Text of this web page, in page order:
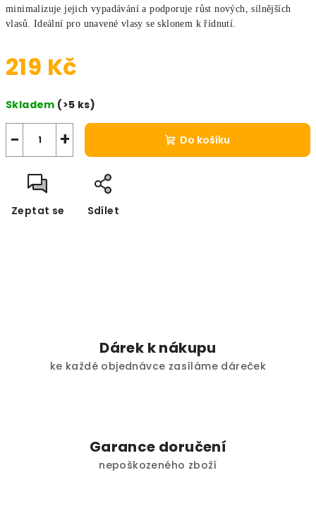
minimalizuje jejich vypadávání a podporuje růst nových, silnějších
vlasů. Ideální pro unavené vlasy se sklonem k řídnutí.
219 Kč
Skladem (>5 ks)
+
− Do košíku
Zeptat se Sdílet
Dárek k nákupu
ke každé objednávce zasíláme dáreček
Garance doručení
nepoškozeného zboží